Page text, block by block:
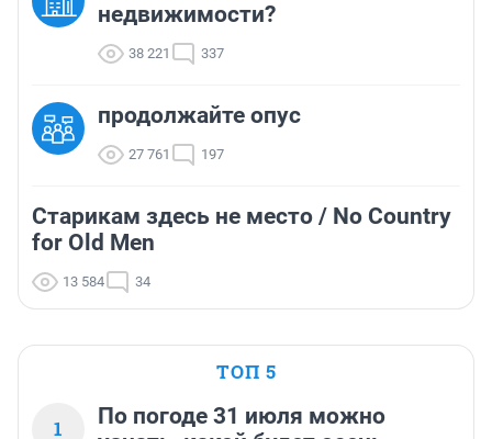
недвижимости?
38 221 337
продолжайте опус
27 761 197
Старикам здесь не место / No Country
for Old Men
13 584 34
ТОП 5
1
По погоде 31 июля можно